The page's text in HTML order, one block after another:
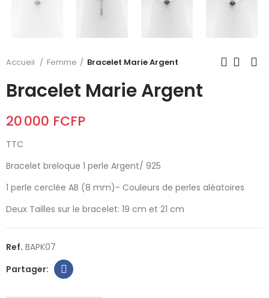
Accueil Femme Bracelet Marie Argent
Bracelet Marie Argent
20 000 FCFP
TTC
Bracelet breloque 1 perle Argent/ 925
1 perle cerclée AB (8 mm)- Couleurs de perles aléatoires
Deux Tailles sur le bracelet: 19 cm et 21 cm
Ref. BAPK07